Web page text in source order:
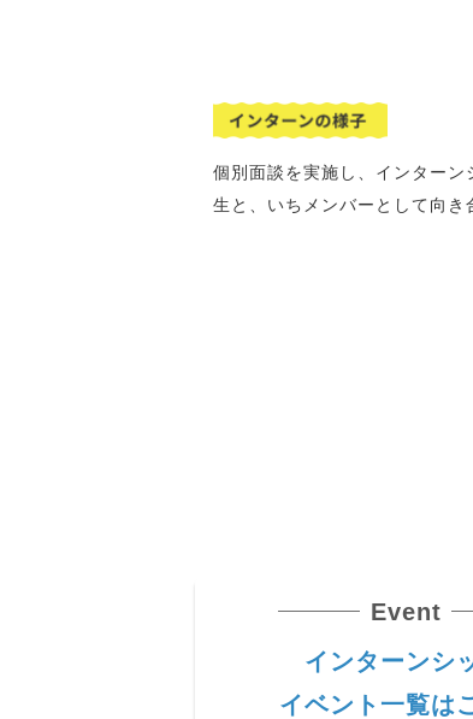
個別面談を実施し、インターン
生と、いちメンバーとして向き
Event
インターンシ
イベント一覧は